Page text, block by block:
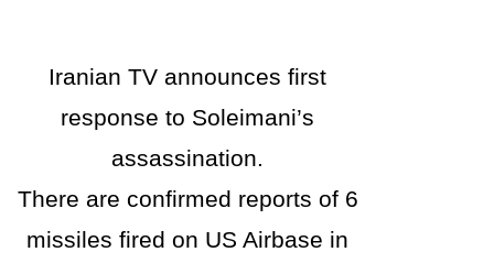
Iranian TV announces first
response to Soleimani’s
assassination.
There are confirmed reports of 6
missiles fired on US Airbase in